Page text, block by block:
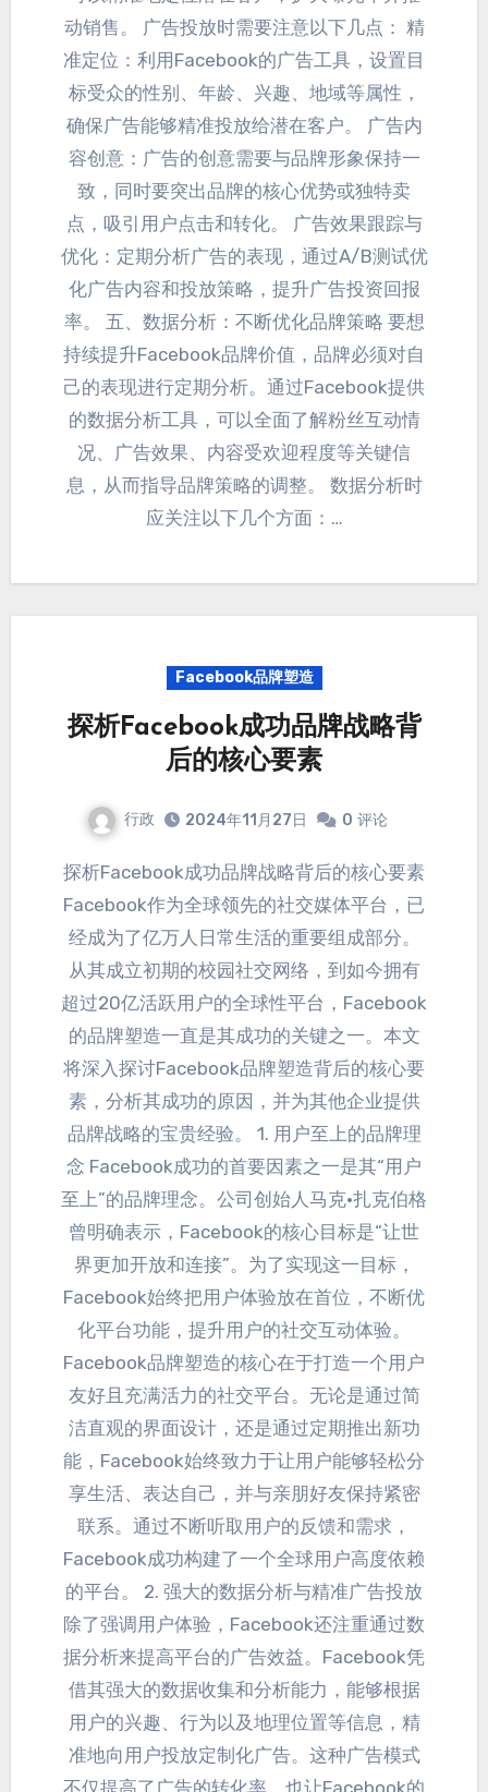
动销售 。 广告投放时需要注意以下几点 ： 精
准定位： 利用Facebook的广告工具 ， 设置目
标受众的性别 、年龄、兴趣、 地域等属性 ，
确保广告能够精准投放给潜在客户。
广告内
容创意 ： 广告的创意需要与品牌形象保持一
致 ， 同时要突出品牌的核心优势或独特卖
点 ， 吸引用户点击和转化。
广告效果跟踪与
优化： 定期分析广告的表现， 通过A/B测试优
化广告内容和投放策略 ， 提升广告投资回报
率。 五、 数据分析： 不断优化品牌策略 要想
持续提升Facebook品牌价值 ， 品牌必须对自
己的表现进行定期分析。 通过Facebook提供
的数据分析工具， 可以全面了解粉丝互动情
况
广告效果
内容受欢迎程度等关键信
息 ， 从而指导品牌策略的调整。 数据分析时
应关注以下几个方面：…
Facebook品牌塑造
探析Facebook成功品牌战略背
后的核心要素
行政 2024年11月27日 0 评论
探析Facebook成功品牌战略背后的核心要素
Facebook作为全球领先的社交媒体平台 ， 已
经成为了亿万人日常生活的重要组成部分。
从其成立初期的校园社交网络 ， 到如今拥有
超过20亿活跃用户的全球性平台 ， Facebook
的品牌塑造一直是其成功的关键之一。 本文
将深入探讨Facebook品牌塑造背后的核心要
素 ， 分析其成功的原因 ， 并为其他企业提供
品牌战略的宝贵经验。 1. 用户至上的品牌理
念 Facebook成功的首要因素之一是其“用户
至上”的品牌理念。 公司创始人马克·扎克伯格
曾明确表示 ， Facebook的核心目标是“让世
界更加开放和连接”。 为了实现这一目标，
Facebook始终把用户体验放在首位 ， 不断优
化平台功能 ， 提升用户的社交互动体验。
Facebook品牌塑造的核心在于打造一个用户
友好且充满活力的社交平台 。 无论是通过简
洁直观的界面设计， 还是通过定期推出新功
能 ， Facebook始终致力于让用户能够轻松分
享生活、 表达自己 ， 并与亲朋好友保持紧密
联系。 通过不断听取用户的反馈和需求 ，
Facebook成功构建了一个全球用户高度依赖
的平台 。 2. 强大的数据分析与精准广告投放
除了强调用户体验 ， Facebook还注重通过数
据分析来提高平台的广告效益。 Facebook凭
借其强大的数据收集和分析能力 ， 能够根据
用户的兴趣
行为以及地理位置等信息 ， 精
准地向用户投放定制化广告。 这种广告模式
不仅提高了广告的转化率
也让Facebook的